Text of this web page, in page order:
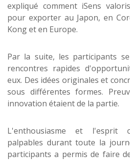
expliqué comment iSens
pour exporter au Japon, en
Kong et en Europe.
Par la suite, les participants
rencontres rapides
eux. Des idées originales et
sous différentes formes.
innovation étaient de la partie.
L'enthousiasme et l'esprit
palpables durant toute la
participants a permis de faire